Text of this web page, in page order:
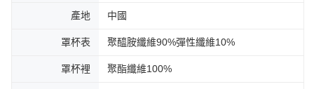
產地 中國
罩杯表 聚醯胺纖維90%彈性纖維10%
罩杯裡 聚酯纖維100%